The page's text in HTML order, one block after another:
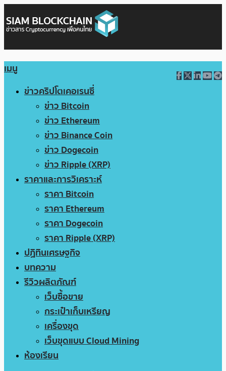
เมนู
ข่าวคริปโตเคอเรนซี่
ข่าว Bitcoin
ข่าว Ethereum
ข่าว Binance Coin
ข่าว Dogecoin
ข่าว Ripple (XRP)
ราคาและการวิเคราะห์
ราคา Bitcoin
ราคา Ethereum
ราคา Dogecoin
ราคา Ripple (XRP)
ปฏิทินเศรษฐกิจ
บทความ
รีวิวผลิตภัณฑ์
เว็บซื้อขาย
กระเป๋าเก็บเหรียญ
เครื่องขุด
เว็บขุดแบบ Cloud Mining
ห้องเรียน